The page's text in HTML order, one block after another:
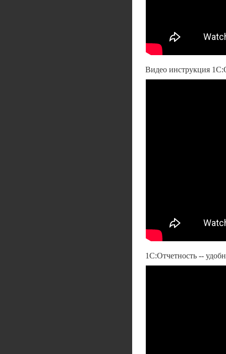
Видео инструкция
1С:Отчетность --